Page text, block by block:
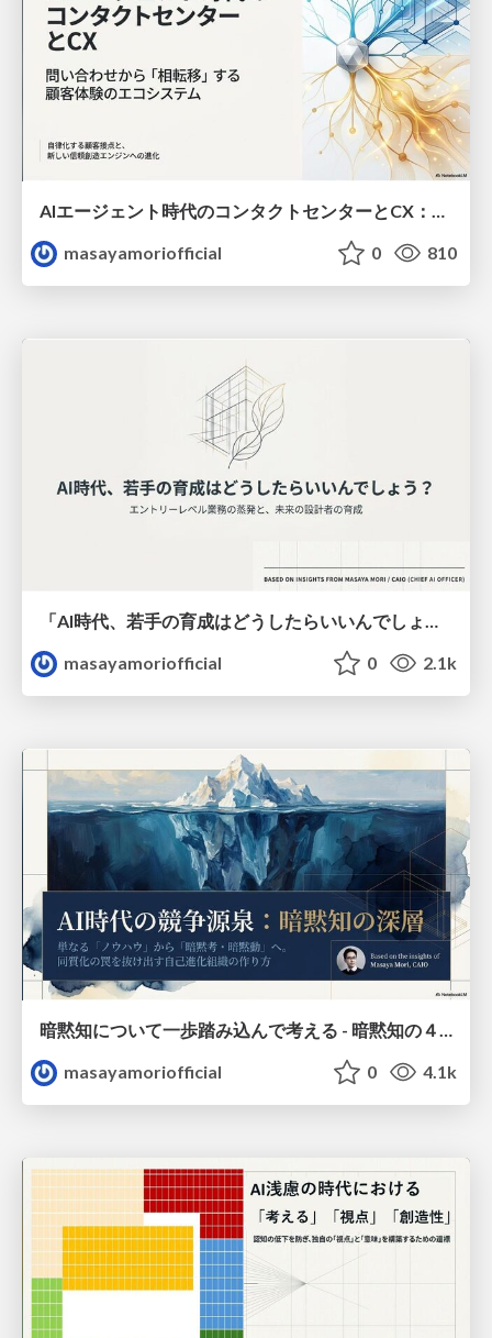
AIエージェント時代のコンタクトセンターとCX：自律化する顧客接点と未来
masayamoriofficial
0 810
masayamoriofficial
0 2.1k
暗黙知について一歩踏み込んで考える - 暗黙知の４タイプと暗黙考・暗黙動へ
masayamoriofficial
0 4.1k